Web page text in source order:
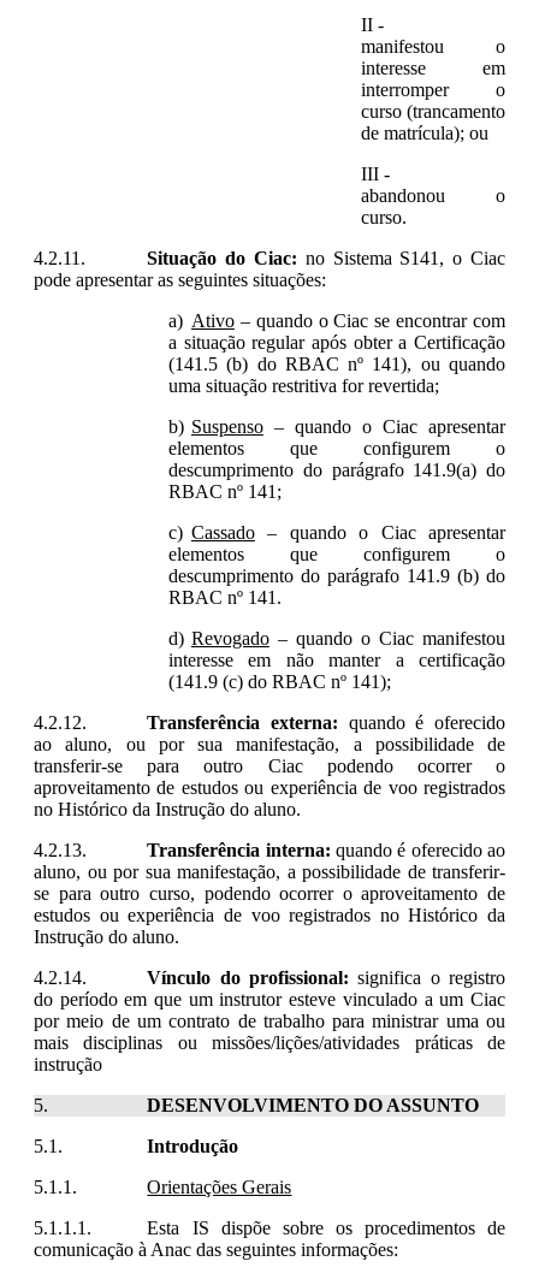
manifestou o
interesse em
interromper o
curso (trancamento
de matrícula); ou
abandonou o
curso.
Situação do Ciac: no Sistema S141, o Ciac
pode apresentar as seguintes situações:
Ativo– quando o Ciac se encontrar com
a situação regular após obter a Certificação
(141.5 (b) do RBAC nº 141), ou quando
uma situação restritiva for revertida;
Suspenso– quando o Ciac apresentar
elementos que configurem o
descumprimento do parágrafo 141.9(a) do
RBAC nº 141;
Cassado– quando o Ciac apresentar
elementos que configurem o
descumprimento do parágrafo 141.9 (b) do
RBAC nº 141.
Revogado– quando o Ciac manifestou
interesse em não manter a certificação
(141.9 (c) do RBAC nº 141);
Transferência externa: quando é oferecido
ao aluno, ou por sua manifestação, a possibilidade de
transferir-se para outro Ciac podendo ocorrer o
aproveitamento de estudos ou experiência de voo registrados
no Histórico da Instrução do aluno.
Transferência interna: quando é oferecido ao
aluno, ou por sua manifestação, a possibilidade de transferir-
se para outro curso, podendo ocorrer o aproveitamento de
estudos ou experiência de voo registrados no Histórico da
Instrução do aluno.
Vínculo do profissional: significa o registro
do período em que um instrutor esteve vinculado a um Ciac
por meio de um contrato de trabalho para ministrar uma ou
mais disciplinas ou missões/lições/atividades práticas de
instrução
DESENVOLVIMENTO DO ASSUNTO
Introdução
Orientações Gerais
Esta IS dispõe sobre os procedimentos de
comunicação à Anac das seguintes informações: